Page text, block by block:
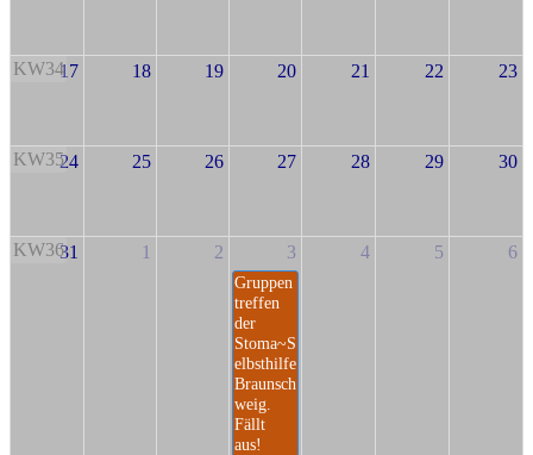
KW3417 18 19 20 21 22 23
KW3524 25 26 27 28 29 30
KW3631 1 2 3
Gruppen
treffen
der
Stoma~S
elbsthilfe
Braunsch
weig.
Fällt
aus!
4 5 6